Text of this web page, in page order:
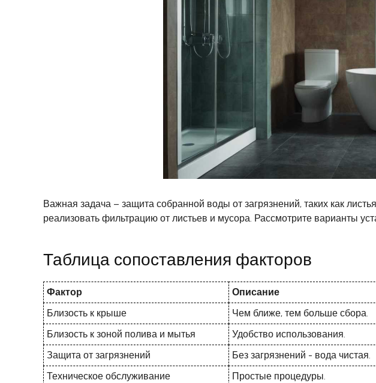
Важная задача – защита собранной воды от загрязнений, таких как
реализовать фильтрацию от листьев и мусора. Рассмотрите варианты
Таблица сопоставления факторов
Фактор Описание
Близость к крыше
Чем ближе, тем больше сбора.
Близость к зоной полива и мытья
Удобство использования.
Защита от загрязнений
Без загрязнений - вода чистая.
Техническое обслуживание
Простые процедуры.